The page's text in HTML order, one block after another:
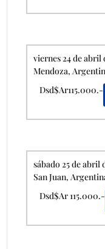
viernes 24 de abril
Mendoza,
Dsd$Ar115.000.-
sábado 25 de abril
San Juan,
Dsd$Ar 115.000.-